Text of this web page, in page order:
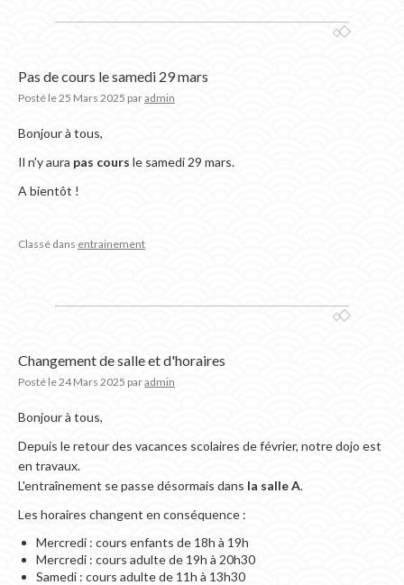
Pas de cours le samedi 29 mars
Posté le25 Mars 2025 paradmin
Bonjour à tous,
Il n'y aura pas cours le samedi 29 mars.
A bientôt !
Classé dans entrainement
Changement de salle et d'horaires
Posté le24 Mars 2025 paradmin
Bonjour à tous,
Depuis le retour des vacances scolaires de février, notre dojo est
en travaux.
L'entraînement se passe désormais dans la salle A.
Les horaires changent en conséquence :
Mercredi : cours enfants de 18h à 19h
Mercredi : cours adulte de 19h à 20h30
Samedi : cours adulte de 11h à 13h30